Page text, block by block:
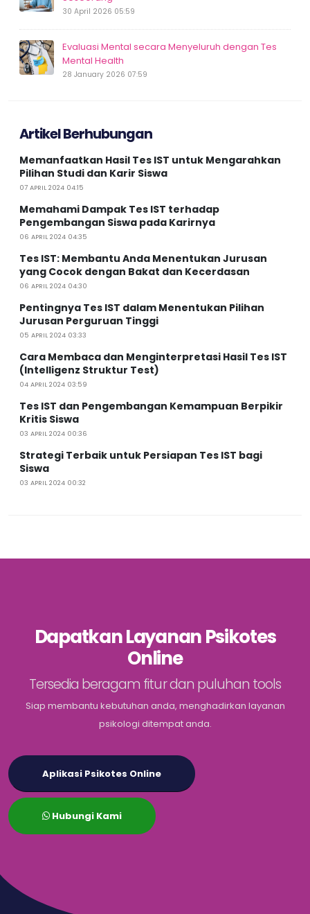
30 April 2026 05:59
Evaluasi Mental secara Menyeluruh dengan Tes
Mental Health
28 January 2026 07:59
Artikel Berhubungan
Memanfaatkan Hasil Tes IST untuk Mengarahkan
Pilihan Studi dan Karir Siswa
07 APRIL 2024 04:15
Memahami Dampak Tes IST terhadap
Pengembangan Siswa pada Karirnya
06 APRIL 2024 04:35
Tes IST: Membantu Anda Menentukan Jurusan
yang Cocok dengan Bakat dan Kecerdasan
06 APRIL 2024 04:30
Pentingnya Tes IST dalam Menentukan Pilihan
Jurusan Perguruan Tinggi
05 APRIL 2024 03:33
Cara Membaca dan Menginterpretasi Hasil Tes IST
(Intelligenz Struktur Test)
04 APRIL 2024 03:59
Tes IST dan Pengembangan Kemampuan Berpikir
Kritis Siswa
03 APRIL 2024 00:36
Strategi Terbaik untuk Persiapan Tes IST bagi
Siswa
03 APRIL 2024 00:32
Dapatkan Layanan Psikotes
Online
Tersedia beragam fitur dan puluhan tools
Siap membantu kebutuhan anda, menghadirkan layanan
psikologi ditempat anda.
Aplikasi Psikotes Online
Hubungi Kami